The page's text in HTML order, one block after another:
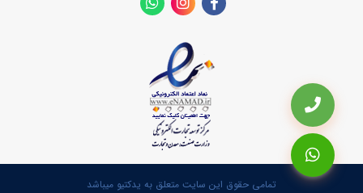
تمامی حقوق این سایت متعلق به یدکتیو میباشد